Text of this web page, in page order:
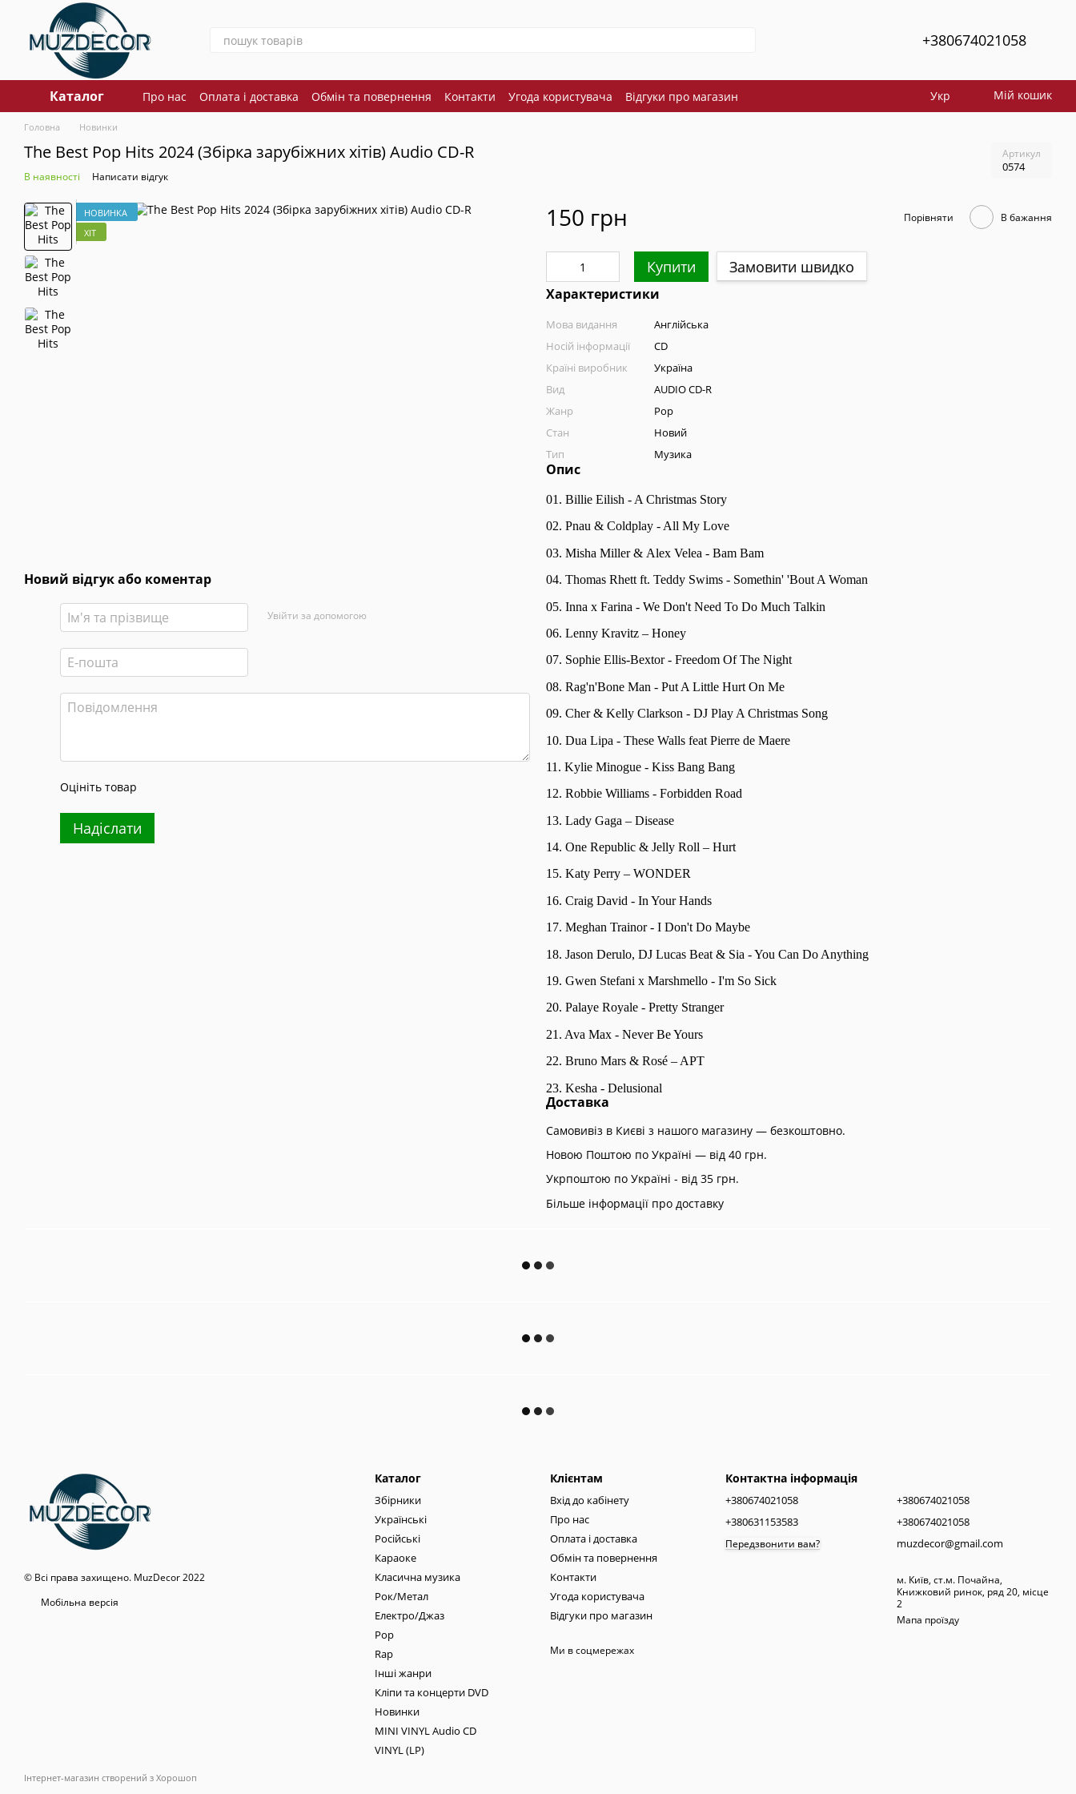
Перейти до основного контенту
+380674021058
Каталог Про нас Оплата і доставка Обмін та повернення Контакти Угода користувача Відгуки про магазин Укр Мій кошик
Головна Новинки
The Best Pop Hits 2024 (Збірка зарубіжних хітів) Audio CD-R Артикул
0574
В наявності Написати відгук
НОВИНКА
ХІТ
Новий відгук або коментар
Увійти за допомогою
Оцініть товар
Надіслати
150 грн Порівняти В бажання
Купити Замовити швидко
Характеристики
Мова видання
Англійська
Носій інформації
CD
Країні виробник
Україна
Вид
AUDIO CD-R
Жанр
Pop
Стан
Новий
Тип
Музика
Опис
01. Billie Eilish - A Christmas Story
02. Pnau & Coldplay - All My Love
03. Misha Miller & Alex Velea - Bam Bam
04. Thomas Rhett ft. Teddy Swims - Somethin' 'Bout A Woman
05. Inna x Farina - We Don't Need To Do Much Talkin
06. Lenny Kravitz – Honey
07. Sophie Ellis-Bextor - Freedom Of The Night
08. Rag'n'Bone Man - Put A Little Hurt On Me
09. Cher & Kelly Clarkson - DJ Play A Christmas Song
10. Dua Lipa - These Walls feat Pierre de Maere
11. Kylie Minogue - Kiss Bang Bang
12. Robbie Williams - Forbidden Road
13. Lady Gaga – Disease
14. One Republic & Jelly Roll – Hurt
15. Katy Perry – WONDER
16. Craig David - In Your Hands
17. Meghan Trainor - I Don't Do Maybe
18. Jason Derulo, DJ Lucas Beat & Sia - You Can Do Anything
19. Gwen Stefani x Marshmello - I'm So Sick
20. Palaye Royale - Pretty Stranger
21. Ava Max - Never Be Yours
22. Bruno Mars & Rosé – APT
23. Kesha - Delusional
Доставка
Самовивіз в Києві з нашого магазину — безкоштовно.
Новою Поштою по Україні — від 40 грн.
Укрпоштою по Україні - від 35 грн.
Більше інформації про доставку
© Всі права захищено. MuzDecor 2022
Мобільна версія
Інтернет-магазин створений з Хорошоп
Каталог
Збірники
Українські
Російські
Караоке
Класична музика
Рок/Метал
Електро/Джаз
Pop
Rap
Інші жанри
Кліпи та концерти DVD
Новинки
MINI VINYL Audio CD
VINYL (LP)
Клієнтам
Вхід до кабінету
Про нас
Оплата і доставка
Обмін та повернення
Контакти
Угода користувача
Відгуки про магазин
Ми в соцмережах
Контактна інформація
+380674021058
+380631153583
Передзвонити вам?
+380674021058
+380674021058
muzdecor@gmail.com
м. Київ, ст.м. Почайна,
Книжковий ринок, ряд 20, місце
2
Мапа проїзду